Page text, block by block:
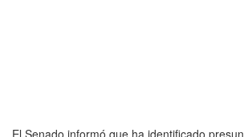
El Senado informó que ha identificado